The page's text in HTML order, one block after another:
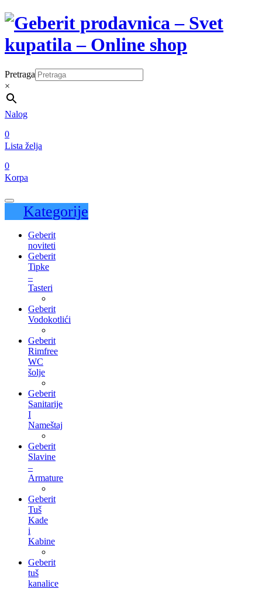
Pretraga
×
Nalog
0
Lista želja
0
Korpa
Kategorije
Geberit
noviteti
Geberit
Tipke
–
Tasteri
Geberit
Vodokotlići
Geberit
Rimfree
WC
šolje
Geberit
Sanitarije
I
Nameštaj
Geberit
Slavine
–
Armature
Geberit
Tuš
Kade
i
Kabine
Geberit
tuš
kanalice